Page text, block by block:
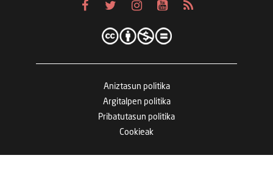
Aniztasun politika
Argitalpen politika
Pribatutasun politika
Cookieak